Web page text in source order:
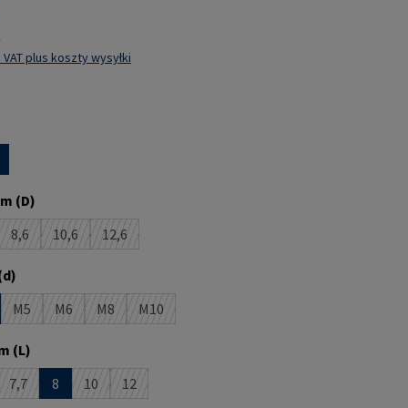
plus koszty wysyłki
(D)
jest obecnie niedostępna.)
8,6
(Ta opcja jest obecnie niedostępna.)
10,6
(Ta opcja jest obecnie niedostępna.)
12,6
(Ta opcja jest obecnie niedostępna.)
M5
(Ta opcja jest obecnie niedostępna.)
M6
(Ta opcja jest obecnie niedostępna.)
M8
(Ta opcja jest obecnie niedostępna.)
M10
(Ta opcja jest obecnie niedostępna.)
(L)
obecnie niedostępna.)
jest obecnie niedostępna.)
7,7
(Ta opcja jest obecnie niedostępna.)
8 10
(Ta opcja jest obecnie niedostępna.)
12
(Ta opcja jest obecnie niedostępna.)